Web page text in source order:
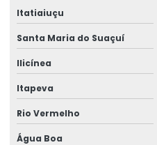
Itatiaiuçu
Santa Maria do Suaçuí
Ilicínea
Itapeva
Rio Vermelho
Água Boa